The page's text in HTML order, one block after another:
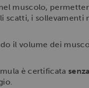
muscolo,
scatti, i sollevamenti
il volume dei
è certificata